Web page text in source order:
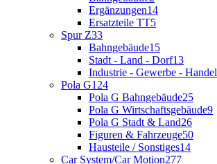
Ergänzungen14
Ersatzteile TT5
Spur Z33
Bahngebäude15
Stadt - Land - Dorf13
Industrie - Gewerbe - Handel
Pola G124
Pola G Bahngebäude25
Pola G Wirtschaftsgebäude9
Pola G Stadt & Land26
Figuren & Fahrzeuge50
Hausteile / Sonstiges14
Car System/Car Motion277